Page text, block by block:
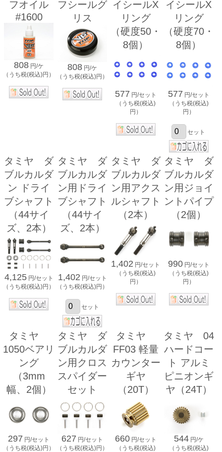
フオイル
#1600
808 円/ケ
（うち税(税込)円）
フシールグ
リス
808 円/ケ
（うち税(税込)円）
イシールX
リング
（硬度50・
8個）
577 円/セット
（うち税(税込)
円）
イシールX
リング
（硬度70・
8個）
577 円/セット
（うち税(税込)
円）
セット
タミヤ ダ
ブルカルダ
ン ドライ
ブシャフト
（44サイ
ズ、2本）
4,125 円/セット
（うち税(税込)円）
タミヤ ダ
ブルカルダ
ン用ドライ
ブシャフト
（44サイ
ズ、2本）
1,402 円/セット
（うち税(税込)円）
セット
タミヤ ダ
ブルカルダ
ン用アクス
ルシャフト
（2本）
1,402 円/セット
（うち税(税込)
円）
タミヤ ダ
ブルカルダ
ン用ジョイ
ントパイプ
（2個）
990 円/セット
（うち税(税込)
円）
タミヤ
1050ベアリ
ング
（3mm
幅、2個）
297 円/セット
（うち税(税込)円）
タミヤ ダ
ブルカルダ
ン用クロス
スパイダー
セット
627 円/セット
（うち税(税込)円）
タミヤ
FF03 軽量
カウンター
ギヤ
（20T）
660 円/セット
（うち税(税込)
タミヤ 04
ハードコー
ト アルミ
ピニオンギ
ヤ（24T）
544 円/ケ
（うち税(税込)